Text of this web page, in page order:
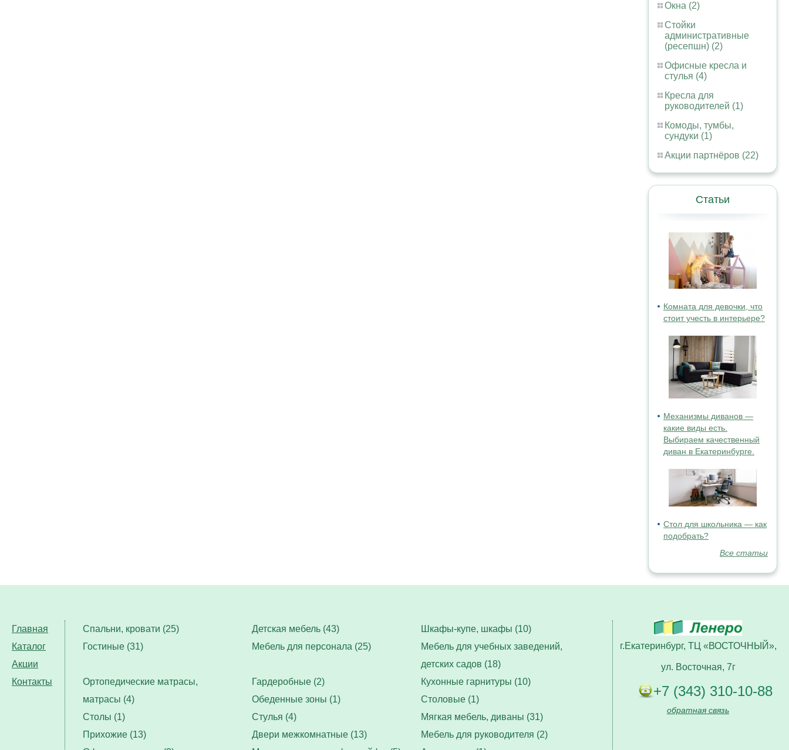
Окна (2)
Стойки
административные
(ресепшн) (2)
Офисные кресла и
стулья (4)
Кресла для
руководителей (1)
Комоды, тумбы,
сундуки (1)
Акции партнёров (22)
Статьи
Комната для девочки, что
стоит учесть в интерьере?
Механизмы диванов —
какие виды есть.
Выбираем качественный
диван в Екатеринбурге.
Стол для школьника — как
подобрать?
Все статьи
Главная
Каталог
Акции
Контакты
г.Екатеринбург, ТЦ «ВОСТОЧНЫЙ»,
ул. Восточная, 7г
+7 (343) 310-10-88
обратная связь
Спальни, кровати (25) Детская мебель (43)
Шкафы-купе, шкафы (10)
Гостиные (31)
Мебель для персонала (25)
Мебель для учебных заведений,
детских садов (18)
Ортопедические матрасы,
матрасы (4)
Гардеробные (2)
Кухонные гарнитуры (10)
Обеденные зоны (1)
Столовые (1)
Столы (1)
Стулья (4)
Мягкая мебель, диваны (31)
Прихожие (13)
Двери межкомнатные (13)
Мебель для руководителя (2)